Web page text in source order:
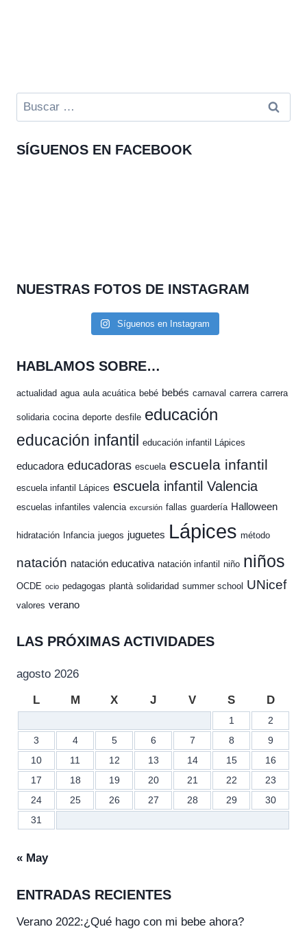
Buscar:
SÍGUENOS EN FACEBOOK
NUESTRAS FOTOS DE INSTAGRAM
Síguenos en Instagram
HABLAMOS SOBRE…
actualidad agua aula acuática bebé bebés carnaval carrera carrera
solidaria cocina deporte desfile educación
educación infantil educación infantil Lápices
educadora educadoras escuela escuela infantil
escuela infantil Lápices escuela infantil Valencia
escuelas infantiles valencia excursión fallas guardería Halloween
hidratación Infancia juegos juguetes Lápices método
natación natación educativa natación infantil niño niños
OCDE ocio pedagogas plantà solidaridad summer school UNicef
valores verano
LAS PRÓXIMAS ACTIVIDADES
agosto 2026
L M X J V S D
1
2
3
4 5 6 7 8
9
10
11 12 13 14 15
16
17
18 19 20 21 22
23
24
25 26 27 28 29
30
31
« May
ENTRADAS RECIENTES
Verano 2022:¿Qué hago con mi bebe ahora?